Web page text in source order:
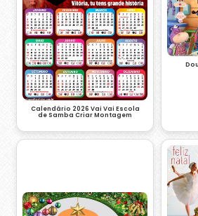
Calendário 2026 Vai Vai Escola
de Samba Criar Montagem